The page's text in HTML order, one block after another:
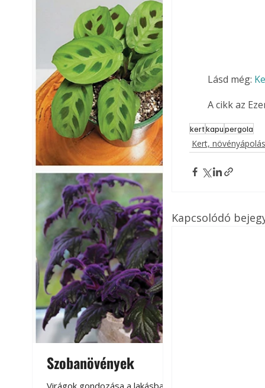
Szobanövények
Lásd még:
A cikk az
kertkapupergola
Kert, növényápolás
Kapcsolódó